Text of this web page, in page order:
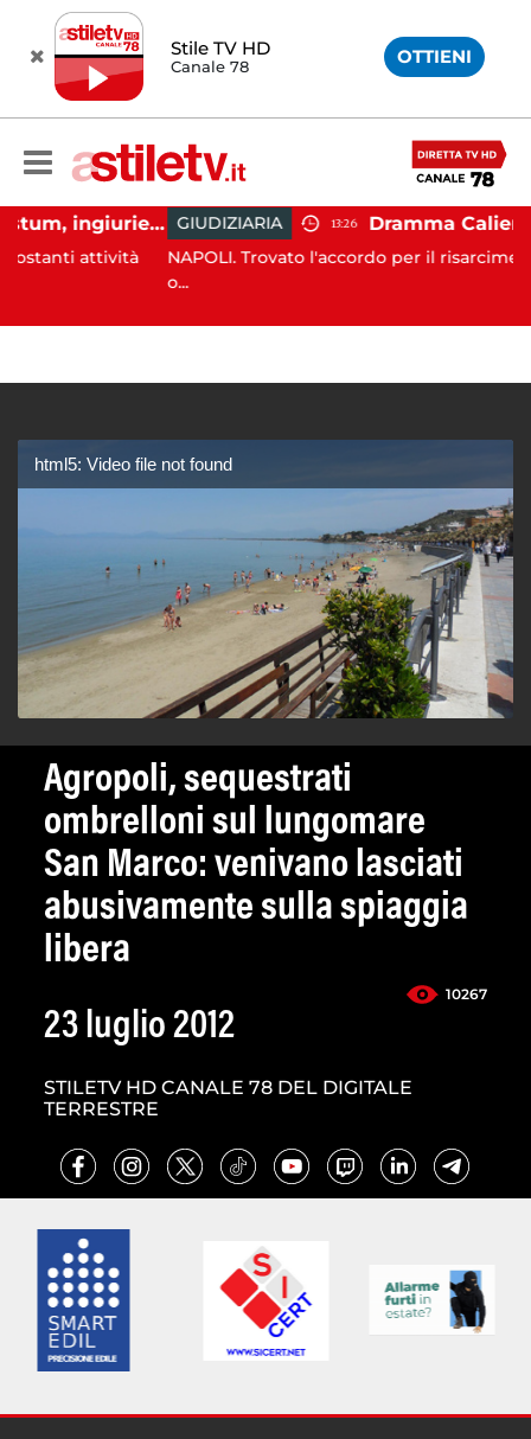
Stile TV HD
Canale 78 OTTIENI
Capaccio Paestum, ingiurie alla Polizia Municipale sui social: indagato un cittadino
attività
GIUDIZIARIA 13:26
NAPOLI. Trovato l'accordo per il risarcimento tra
html5: Video file not found
Agropoli, sequestrati
ombrelloni sul lungomare
San Marco: venivano lasciati
abusivamente sulla spiaggia
libera
10267
23 luglio 2012
STILETV HD CANALE 78 DEL DIGITALE
TERRESTRE